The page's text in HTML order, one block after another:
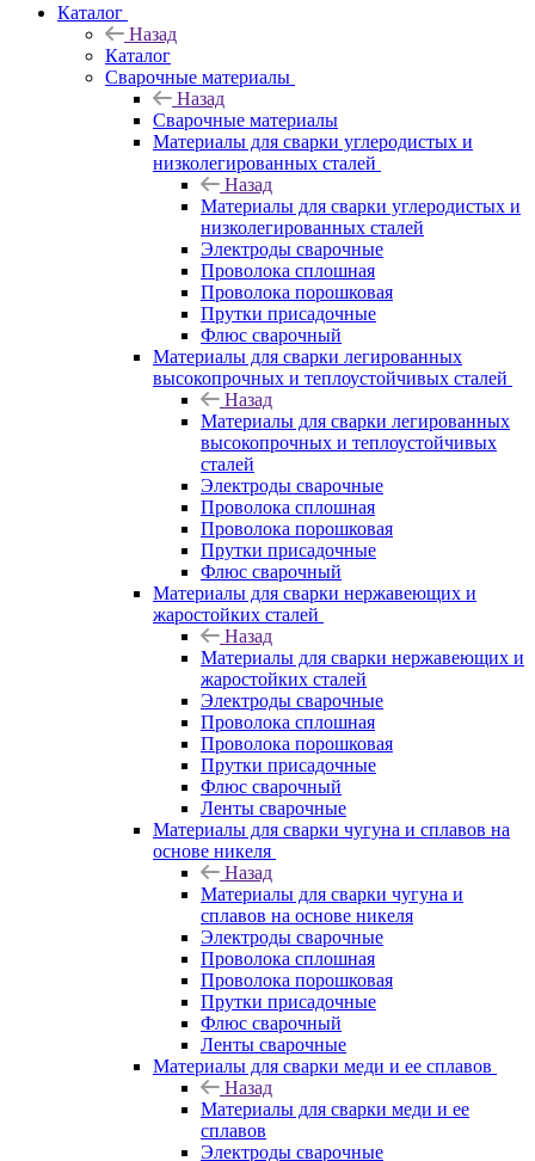
Каталог
Назад
Каталог
Сварочные материалы
Назад
Сварочные материалы
Материалы для сварки углеродистых и
низколегированных сталей
Назад
Материалы для сварки углеродистых и
низколегированных сталей
Электроды сварочные
Проволока сплошная
Проволока порошковая
Прутки присадочные
Флюс сварочный
Материалы для сварки легированных
высокопрочных и теплоустойчивых сталей
Назад
Материалы для сварки легированных
высокопрочных и теплоустойчивых
сталей
Электроды сварочные
Проволока сплошная
Проволока порошковая
Прутки присадочные
Флюс сварочный
Материалы для сварки нержавеющих и
жаростойких сталей
Назад
Материалы для сварки нержавеющих и
жаростойких сталей
Электроды сварочные
Проволока сплошная
Проволока порошковая
Прутки присадочные
Флюс сварочный
Ленты сварочные
Материалы для сварки чугуна и сплавов на
основе никеля
Назад
Материалы для сварки чугуна и
сплавов на основе никеля
Электроды сварочные
Проволока сплошная
Проволока порошковая
Прутки присадочные
Флюс сварочный
Ленты сварочные
Материалы для сварки меди и ее сплавов
Назад
Материалы для сварки меди и ее
сплавов
Электроды сварочные